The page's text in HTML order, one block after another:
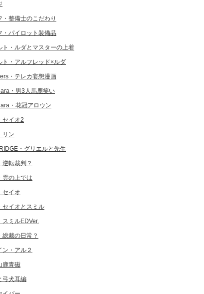
・整備士のこだわり
・パイロット装備品
ト・ルダとマスターの上着
ト・アルフレッド×ルダ
・テレカ妄想漫画
・男3人馬鹿笑い
・花冠アロウン
セイオ2
リン
・グリエルと先生
逆転裁判？
雲の上では
セイオ
セイオとスミル
スミルEDVer.
総裁の日常？
ン・アル２
鹿青磁
弓犬耳編